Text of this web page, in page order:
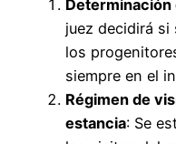
Determinación
juez decidirá si
los
siempre en el
Régimen de
estancia: Se